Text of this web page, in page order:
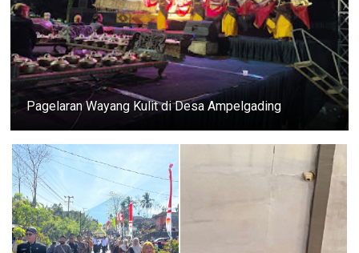
Pagelaran Wayang Kulit di Desa Ampelgading